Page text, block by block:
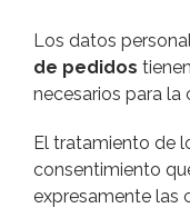
Los datos
de pedidos
necesarios para la
El tratamiento de
consentimiento
expresamente las